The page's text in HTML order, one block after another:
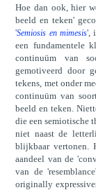
Hoe dan ook, hier
beeld en teken'
'Semiosis en mimesis',
een fundamentele
continuüm van
gemotiveerd door
tekens, met onder
continuüm van
beeld en teken.
die een semiotische
niet naast de
blijkbaar vertonen.
aandeel van de
van de
originally